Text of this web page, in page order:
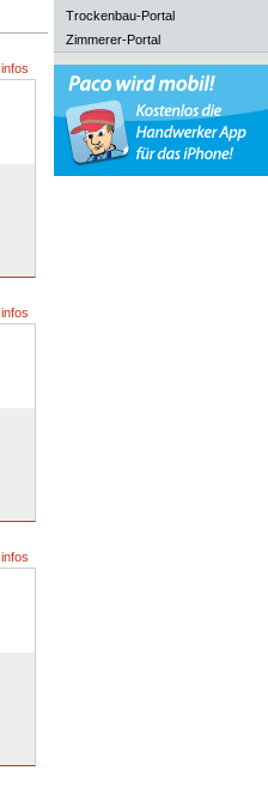
infos
infos
infos
Trockenbau-Portal
Zimmerer-Portal